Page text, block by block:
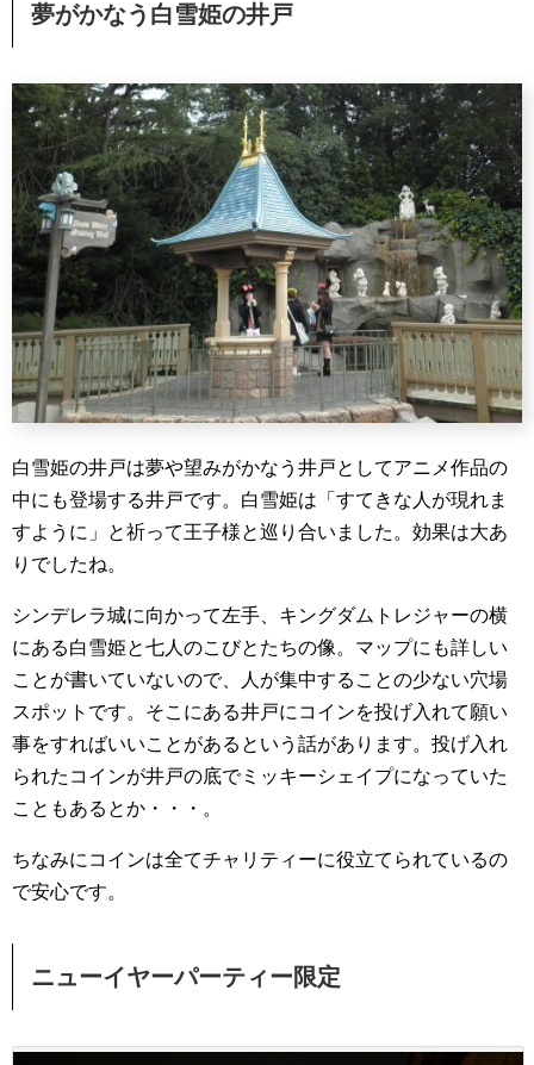
夢がかなう白雪姫の井戸
白雪姫の井戸は夢や望みがかなう井戸としてアニメ作品の
中にも登場する井戸です。白雪姫は「すてきな人が現れま
すように」と祈って王子様と巡り合いました。効果は大あ
りでしたね。
シンデレラ城に向かって左手、キングダムトレジャーの横
にある白雪姫と七人のこびとたちの像。マップにも詳しい
ことが書いていないので、人が集中することの少ない穴場
スポットです。そこにある井戸にコインを投げ入れて願い
事をすればいいことがあるという話があります。投げ入れ
られたコインが井戸の底でミッキーシェイプになっていた
こともあるとか・・・。
ちなみにコインは全てチャリティーに役立てられているの
で安心です。
ニューイヤーパーティー限定